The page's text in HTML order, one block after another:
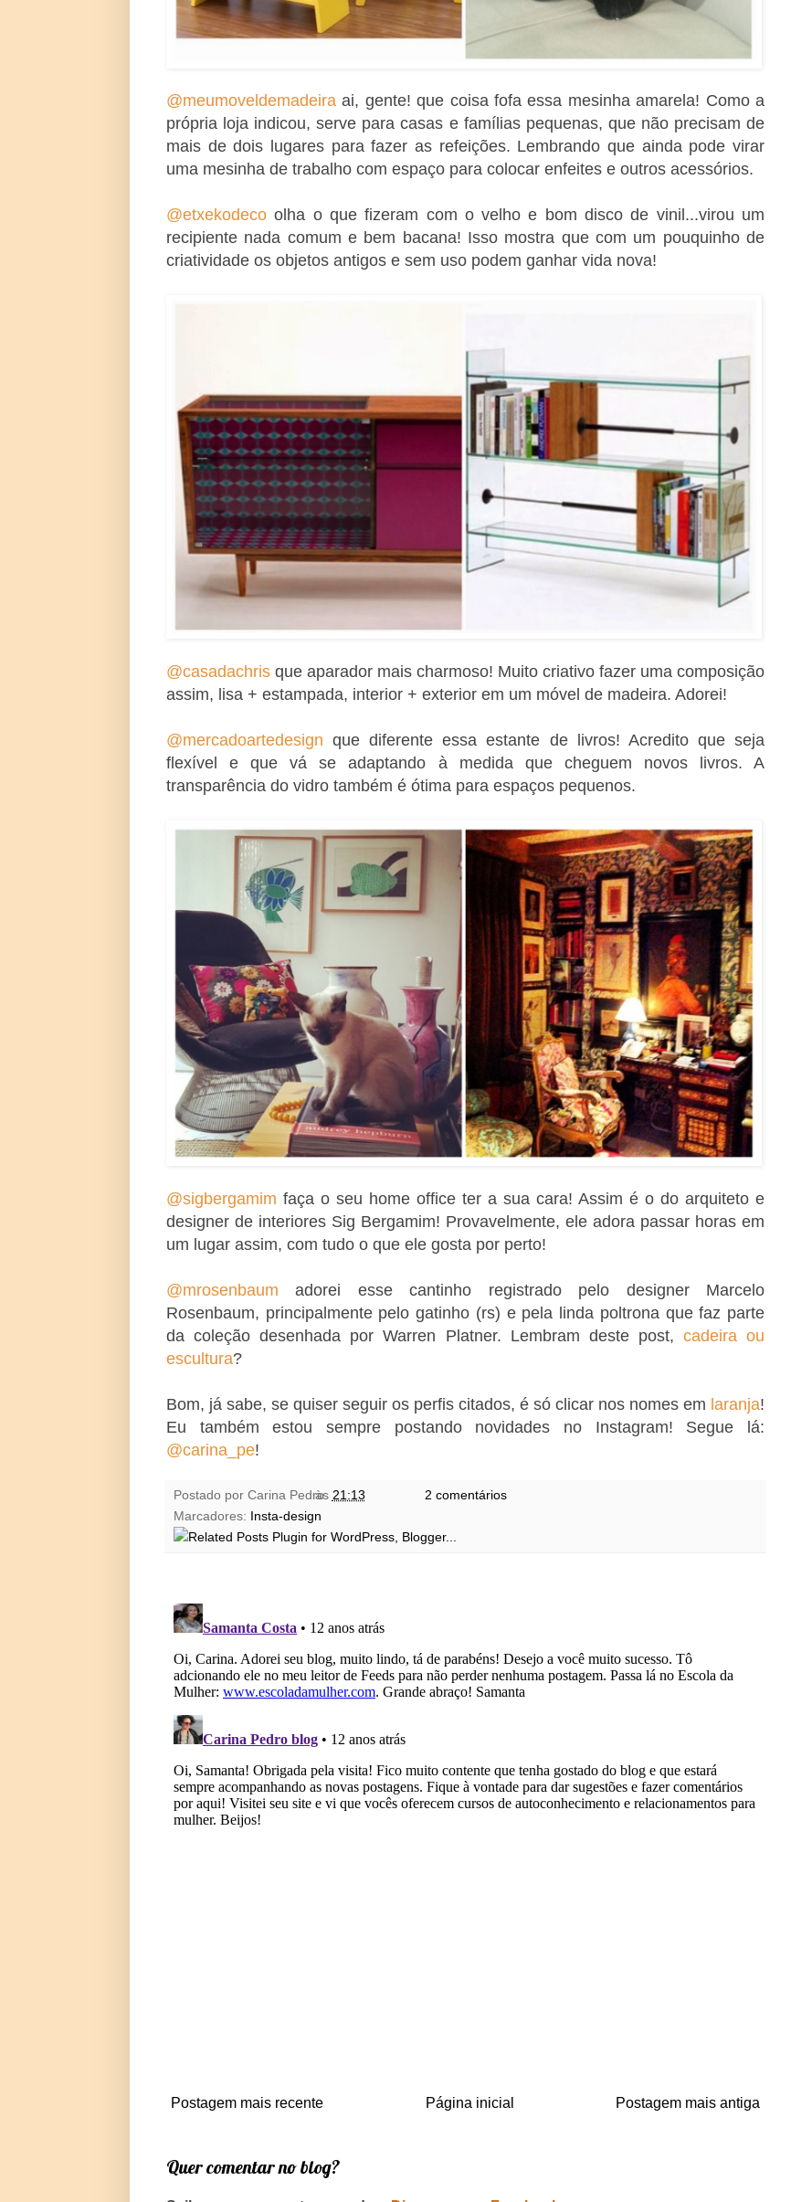
@meumoveldemadeira ai, gente! que coisa fofa essa mesinha amarela! Como a
própria loja indicou, serve para casas e famílias pequenas, que não precisam de
mais de dois lugares para fazer as refeições. Lembrando que ainda pode virar
uma mesinha de trabalho com espaço para colocar enfeites e outros acessórios.
@etxekodeco olha o que fizeram com o velho e bom disco de vinil...virou um
recipiente nada comum e bem bacana! Isso mostra que com um pouquinho de
criatividade os objetos antigos e sem uso podem ganhar vida nova!
@casadachris que aparador mais charmoso! Muito criativo fazer uma composição
assim, lisa + estampada, interior + exterior em um móvel de madeira. Adorei!
@mercadoartedesign que diferente essa estante de livros! Acredito que seja
flexível e que vá se adaptando à medida que cheguem novos livros. A
transparência do vidro também é ótima para espaços pequenos.
@sigbergamim faça o seu home office ter a sua cara! Assim é o do arquiteto e
designer de interiores Sig Bergamim! Provavelmente, ele adora passar horas em
um lugar assim, com tudo o que ele gosta por perto!
@mrosenbaum adorei esse cantinho registrado pelo designer Marcelo
Rosenbaum, principalmente pelo gatinho (rs) e pela linda poltrona que faz parte
da coleção desenhada por Warren Platner. Lembram deste post, cadeira ou
escultura?
Bom, já sabe, se quiser seguir os perfis citados, é só clicar nos nomes em laranja!
Eu também estou sempre postando novidades no Instagram! Segue lá:
@carina_pe!
Postado por Carina Pedro
às 21:13
2 comentários
Marcadores: Insta-design
Postagem mais recente Postagem mais antiga
Página inicial
Quer comentar no blog?